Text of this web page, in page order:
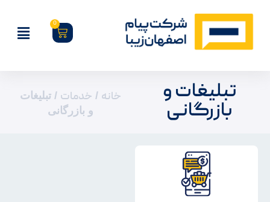
0
تبلیغات و
بازرگانی
خانه / خدمات / تبلیغات
و بازرگانی